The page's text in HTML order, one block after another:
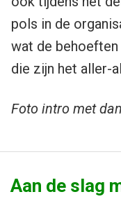
pols in de
wat de behoeften
die zijn het aller-
Foto intro met
Aan de slag